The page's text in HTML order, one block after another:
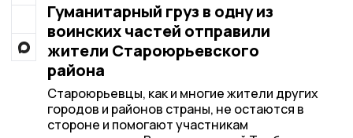
Гуманитарный груз в одну из
воинских частей отправили
жители Староюрьевского
района
Староюрьевцы, как и многие жители других
городов и районов страны, не остаются в
стороне и помогают участникам